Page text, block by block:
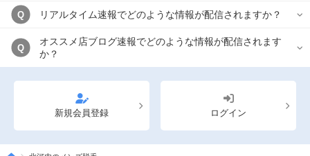
Q リアルタイム速報でどのような情報が配信されますか？
Q
オススメ店ブログ速報でどのような情報が配信されます
か？
新規会員登録 ログイン